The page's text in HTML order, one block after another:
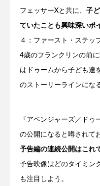
フェッサーXと共に、 子
ていたことも興味深いポ
４：ファースト・ステッ
4歳のフランクリンの前
はドゥームから子ども達
のストーリーラインにな
『アベンジャーズ／ド
の公開になると噂されて
予告編の連続公開はこれ
予告映像はどのタイミン
も注目しよう。